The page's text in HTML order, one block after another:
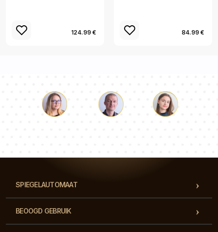
124.99 € 84.99 €
SPIEGELAUTOMAAT
BEOOGD GEBRUIK